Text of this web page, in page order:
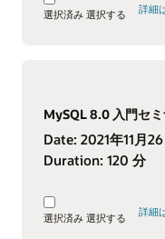
選択済み 選択する 詳細
MySQL 8.0 入門セ
Date: 2021年11月
Duration: 120 分
選択済み 選択する 詳細